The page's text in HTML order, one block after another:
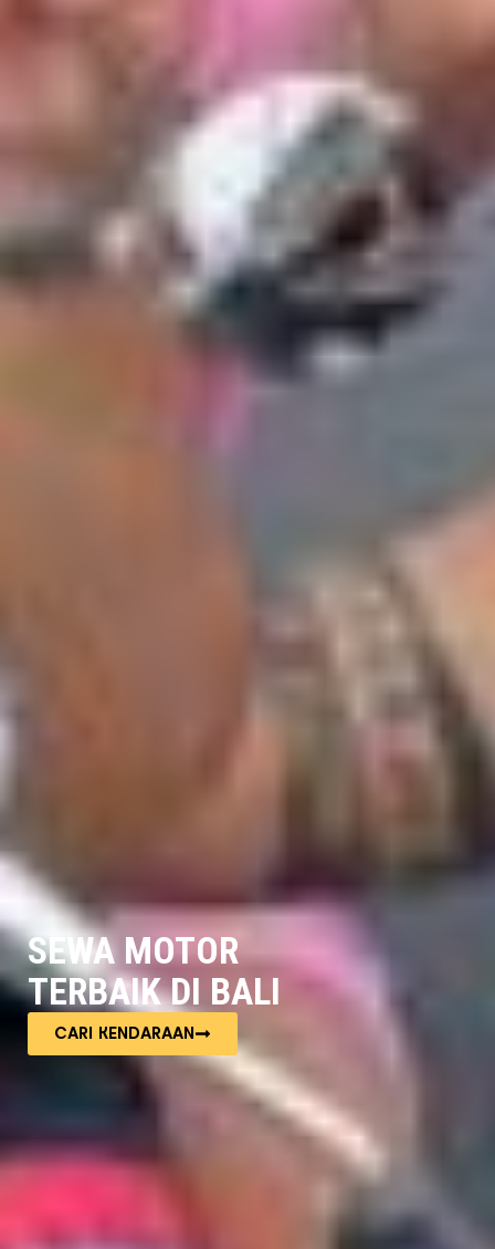
SEWA MOTOR
TERBAIK DI BALI
CARI KENDARAAN